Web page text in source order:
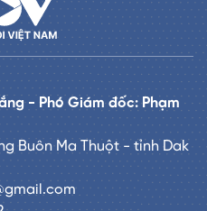
- Phó Giám đốc: Phạm
Buôn Ma Thuột - tỉnh Dak